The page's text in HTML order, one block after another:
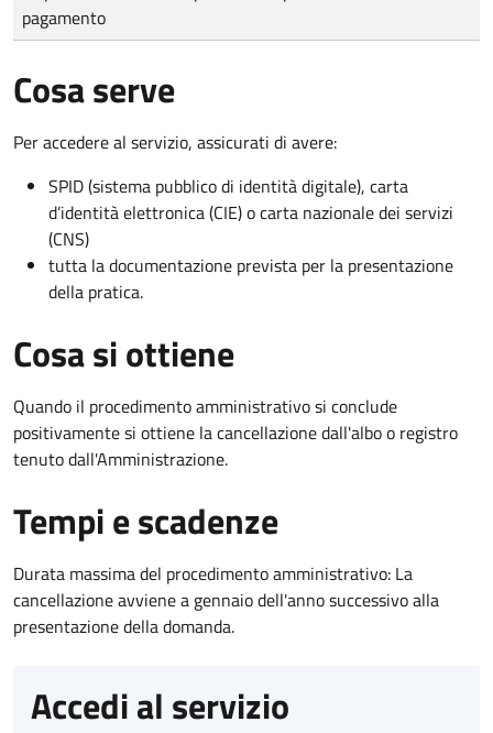
pagamento
Cosa serve
Per accedere al servizio, assicurati di avere:
SPID (sistema pubblico di identità digitale), carta
d’identità elettronica (CIE) o carta nazionale dei servizi
(CNS)
tutta la documentazione prevista per la presentazione
della pratica.
Cosa si ottiene
Quando il procedimento amministrativo si conclude
positivamente si ottiene la cancellazione dall'albo o registro
tenuto dall'Amministrazione.
Tempi e scadenze
Durata massima del procedimento amministrativo: La
cancellazione avviene a gennaio dell'anno successivo alla
presentazione della domanda.
Accedi al servizio